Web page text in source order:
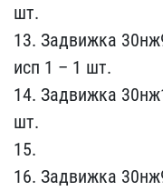
шт.
13. Задвижка
исп 1 – 1 шт.
14. Зад​вижка
шт.
15.
16.​ Задвижка